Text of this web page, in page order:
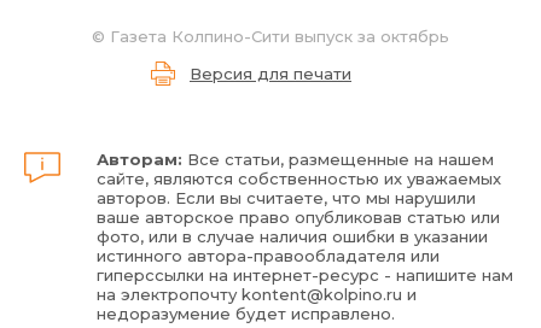
© Газета Колпино-Сити выпуск за октябрь
Версия для печати
Авторам: Все статьи, размещенные на нашем
сайте, являются собственностью их уважаемых
авторов. Если вы считаете, что мы нарушили
ваше авторское право опубликовав статью или
фото, или в случае наличия ошибки в указании
истинного автора-правообладателя или
гиперссылки на интернет-ресурс - напишите нам
на электропочтуkontent@kolpino.ru и
недоразумение будет исправлено.